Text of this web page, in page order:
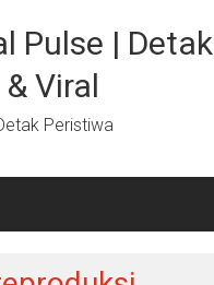
Pulse |
Viral
Peristiwa